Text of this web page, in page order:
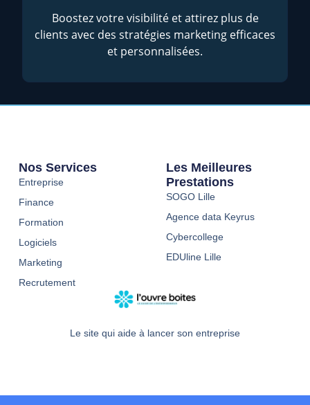
Boostez votre visibilité et attirez plus de
clients avec des stratégies marketing efficaces
et personnalisées.
Le site qui aide à lancer son entreprise
Nos Services
Entreprise
Finance
Formation
Logiciels
Marketing
Recrutement
Les Meilleures
Prestations
SOGO Lille
Agence data Keyrus
Cybercollege
EDUline Lille